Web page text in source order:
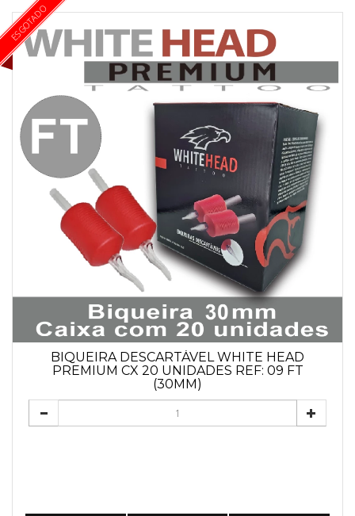
ESGOTADO
BIQUEIRA DESCARTÁVEL WHITE HEAD
PREMIUM CX 20 UNIDADES REF: 09 FT
(30MM)